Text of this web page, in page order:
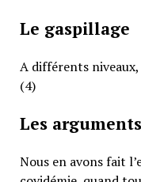
Le gaspillage
A différents
(4)
Les
Nous en avons fait